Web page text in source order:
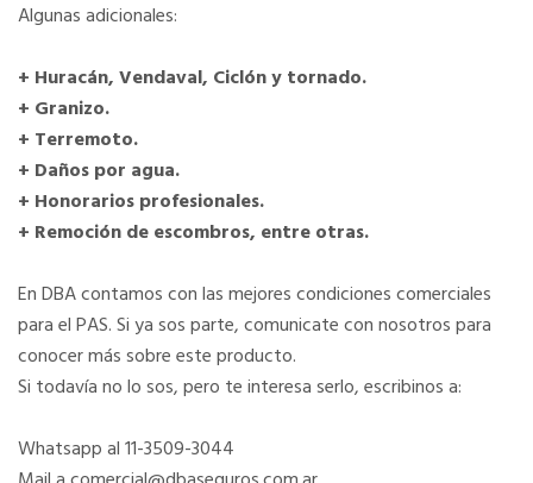
Algunas adicionales:
+ Huracán, Vendaval, Ciclón y tornado.
+ Granizo.
+ Terremoto.
+ Daños por agua.
+ Honorarios profesionales.
+ Remoción de escombros, entre otras.
En DBA contamos con las mejores condiciones comerciales
para el PAS. Si ya sos parte, comunicate con nosotros para
conocer más sobre este producto.
Si todavía no lo sos, pero te interesa serlo, escribinos a:
Whatsapp al 11-3509-3044